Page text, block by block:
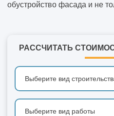
обустройство фасада и не
РАССЧИТАТЬ